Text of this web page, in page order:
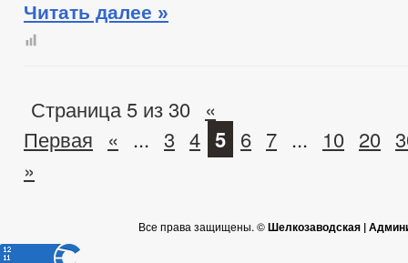
Читать далее »
Страница 5 из 30 «
Первая
« ... 3 4 5 6 7 ... 10 20
»
Все права защищены. ©Шелкозаводская |